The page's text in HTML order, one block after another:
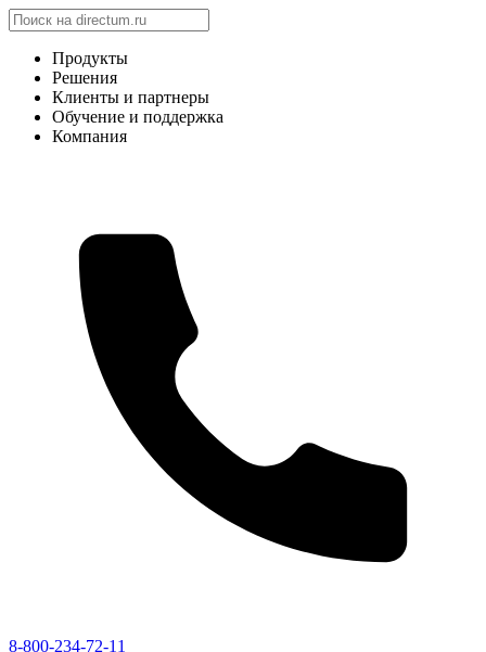
Продукты
Решения
Клиенты и партнеры
Обучение и поддержка
Компания
8-800-234-72-11